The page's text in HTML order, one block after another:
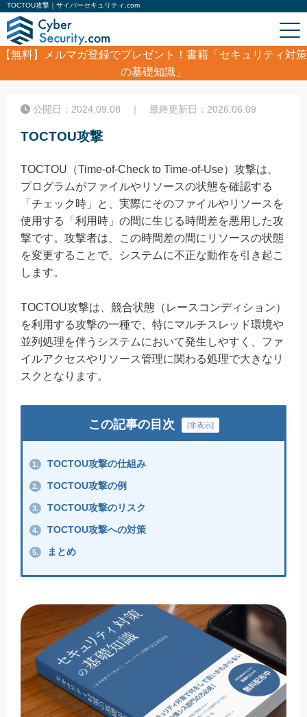
TOCTOU攻撃｜サイバーセキュリティ.com
【無料】
メルマガ登録でプレゼント！書籍「セキュリティ対策
の基礎知識」
TOCTOU攻撃
公開日：2024.09.08 ｜ 最終更新日：2026.06.09
TOCTOU攻撃
TOCTOU（Time-of-Check to Time-of-Use）攻撃は、
プログラムがファイルやリソースの状態を確認する
「チェック時」と、実際にそのファイルやリソースを
使用する「利用時」の間に生じる時間差を悪用した攻
撃です。攻撃者は、この時間差の間にリソースの状態
を変更することで、システムに不正な動作を引き起こ
します。
TOCTOU攻撃は、競合状態（レースコンディション）
を利用する攻撃の一種で、特にマルチスレッド環境や
並列処理を伴うシステムにおいて発生しやすく、ファ
イルアクセスやリソース管理に関わる処理で大きなリ
スクとなります。
この記事の目次 [非表示]
1. TOCTOU攻撃の仕組み
2. TOCTOU攻撃の例
3. TOCTOU攻撃のリスク
4. TOCTOU攻撃への対策
5. まとめ